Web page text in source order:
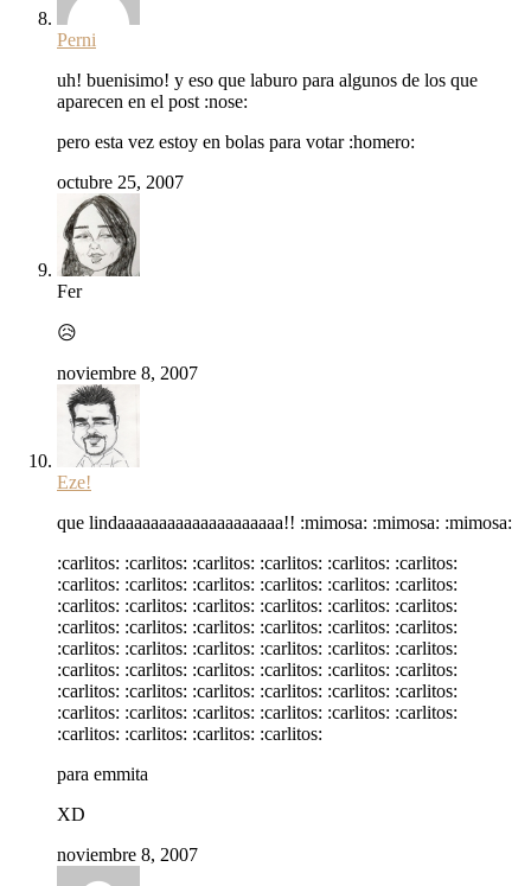
Perni
uh! buenisimo! y eso que laburo para algunos de los que
aparecen en el post :nose:
pero esta vez estoy en bolas para votar :homero:
octubre 25, 2007
Fer
😥
noviembre 8, 2007
Eze!
que lindaaaaaaaaaaaaaaaaaaaa!! :mimosa: :mimosa: :mimosa:
:carlitos: :carlitos: :carlitos: :carlitos: :carlitos: :carlitos:
:carlitos: :carlitos: :carlitos: :carlitos: :carlitos: :carlitos:
:carlitos: :carlitos: :carlitos: :carlitos: :carlitos: :carlitos:
:carlitos: :carlitos: :carlitos: :carlitos: :carlitos: :carlitos:
:carlitos: :carlitos: :carlitos: :carlitos: :carlitos: :carlitos:
:carlitos: :carlitos: :carlitos: :carlitos: :carlitos: :carlitos:
:carlitos: :carlitos: :carlitos: :carlitos: :carlitos: :carlitos:
:carlitos: :carlitos: :carlitos: :carlitos: :carlitos: :carlitos:
:carlitos: :carlitos: :carlitos: :carlitos:
para emmita
XD
noviembre 8, 2007